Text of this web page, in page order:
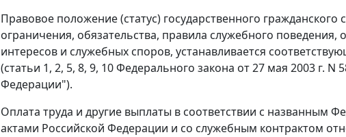
Правовое положение (статус) государственного
ограничения, обязательства, правила служебного
интересов и служебных споров, устанавливается
(статьи 1, 2, 5, 8, 9, 10Федерального закона от 27 мая 2003 г.
Федерации").
Оплата труда и другие выплаты в соответствии с названным
актами Российской Федерации и со служебным контрактом